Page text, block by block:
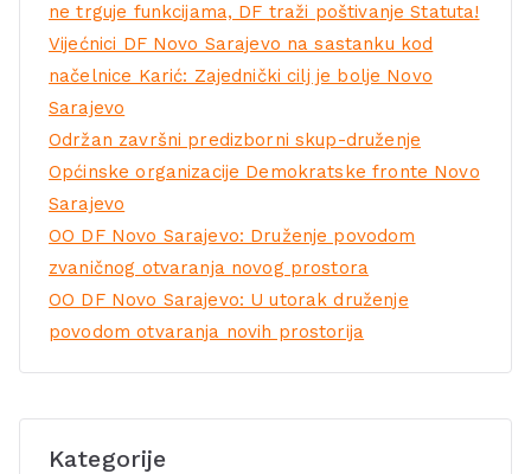
ne trguje funkcijama, DF traži poštivanje Statuta!
Vijećnici DF Novo Sarajevo na sastanku kod
načelnice Karić: Zajednički cilj je bolje Novo
Sarajevo
Održan završni predizborni skup-druženje
Općinske organizacije Demokratske fronte Novo
Sarajevo
OO DF Novo Sarajevo: Druženje povodom
zvaničnog otvaranja novog prostora
OO DF Novo Sarajevo: U utorak druženje
povodom otvaranja novih prostorija
Kategorije